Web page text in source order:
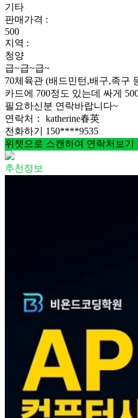
기타
판매가격 :
500
지역 :
청양
급~급~급~
70체육관 (배드민턴,배구,족구
카드에 700정도 있는데 싸게
필요하신분 연락바랍니다~
연락처：
katherine春英
전화하기
150****9535
위챗으로 스캔하여 연락처보기
추천정보